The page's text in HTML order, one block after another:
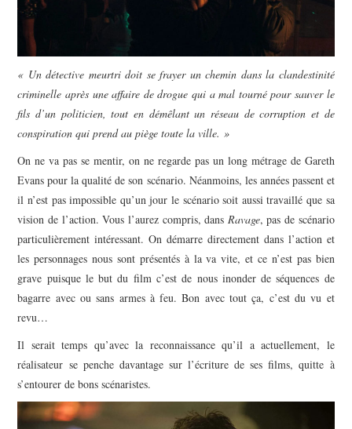
« Un détective meurtri doit se frayer un chemin dans la clandestinité
criminelle après une affaire de drogue qui a mal tourné pour sauver le
fils d’un politicien, tout en démêlant un réseau de corruption et de
conspiration qui prend au piège toute la ville. »
On ne va pas se mentir, on ne regarde pas un long métrage de Gareth
Evans pour la qualité de son scénario. Néanmoins, les années passent et
il n’est pas impossible qu’un jour le scénario soit aussi travaillé que sa
vision de l’action. Vous l’aurez compris, dans Ravage, pas de scénario
particulièrement intéressant. On démarre directement dans l’action et
les personnages nous sont présentés à la va vite, et ce n’est pas bien
grave puisque le but du film c’est de nous inonder de séquences de
bagarre avec ou sans armes à feu. Bon avec tout ça, c’est du vu et
revu…
Il serait temps qu’avec la reconnaissance qu’il a actuellement, le
réalisateur se penche davantage sur l’écriture de ses films, quitte à
s’entourer de bons scénaristes.